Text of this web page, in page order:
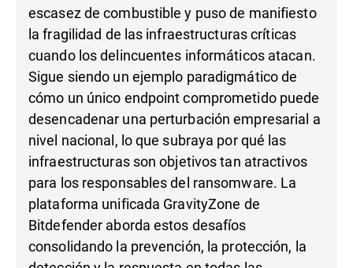
escasez de combustible y puso de manifiesto
la fragilidad de las infraestructuras críticas
cuando los delincuentes informáticos atacan.
Sigue siendo un ejemplo paradigmático de
cómo un único endpoint comprometido puede
desencadenar una perturbación empresarial a
nivel nacional, lo que subraya por qué las
infraestructuras son objetivos tan atractivos
para los responsables del ransomware. La
plataforma unificada GravityZone de
Bitdefender aborda estos desafíos
consolidando la prevención, la protección, la